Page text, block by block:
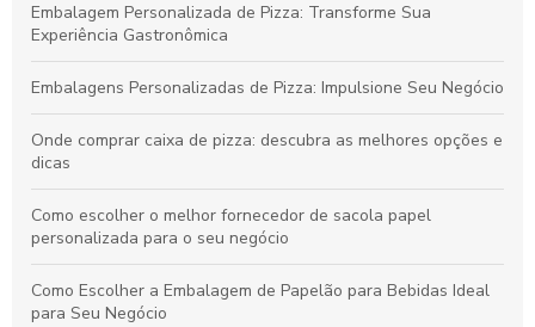
Embalagem Personalizada de Pizza: Transforme Sua
Experiência Gastronômica
Embalagens Personalizadas de Pizza: Impulsione Seu Negócio
Onde comprar caixa de pizza: descubra as melhores opções e
dicas
Como escolher o melhor fornecedor de sacola papel
personalizada para o seu negócio
Como Escolher a Embalagem de Papelão para Bebidas Ideal
para Seu Negócio